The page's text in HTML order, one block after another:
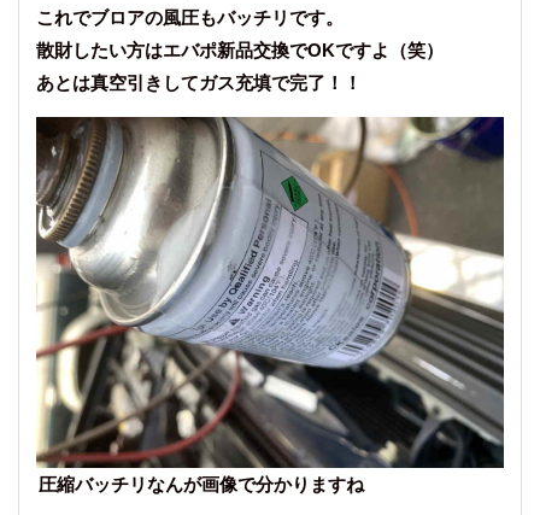
これでブロアの風圧もバッチリです。
散財したい方はエバポ新品交換でOKですよ（笑）
あとは真空引きしてガス充填で完了！！
圧縮バッチリなんが画像で分かりますね